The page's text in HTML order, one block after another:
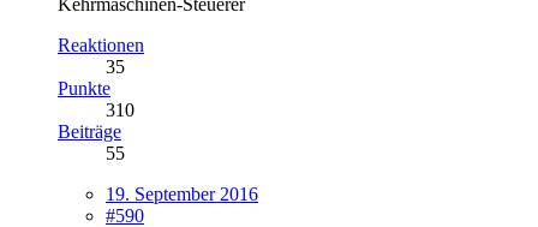
Reaktionen
35
Punkte
310
Beiträge
55
19. September 2016
#590